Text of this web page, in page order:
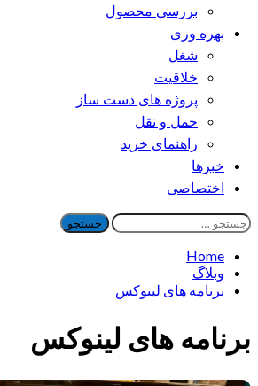
بررسی محصول
بهره وری
شغل
خلاقیت
پروژه های دست ساز
حمل و نقل
راهنمای خرید
خبرها
اختصاصی
جستجو
برای:
Home
وبلاگ
برنامه های لینوکس
برنامه های لینوکس